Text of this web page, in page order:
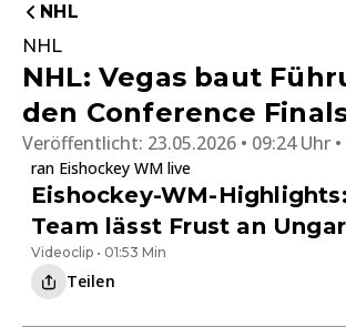
NHL
NHL
NHL: Vegas baut
den Conference
Veröffentlicht: 23.05.2026 • 09:24 Uhr
ran Eishockey WM live
Eishockey-WM-
Team lässt Frust an
Videoclip • 01:53 Min
Teilen